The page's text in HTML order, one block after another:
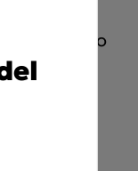
su
utilizzate lo
un
con il